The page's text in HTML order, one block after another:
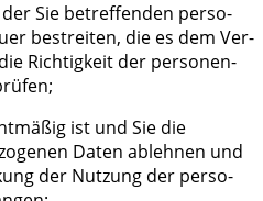
der Sie betref­fen­den per­so­
bestrei­ten, die es dem Ver­
Rich­tig­keit der per­so­nen­
ist und Sie die
Daten ableh­nen und
der Nut­zung der per­so­